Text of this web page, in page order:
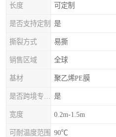
长度 可定制
是否支持定制 是
撕裂方式 易撕
销售区域 全球
基材 聚乙烯PE膜
是
宽度 0.2m-1.5m
可耐温度范围 90℃